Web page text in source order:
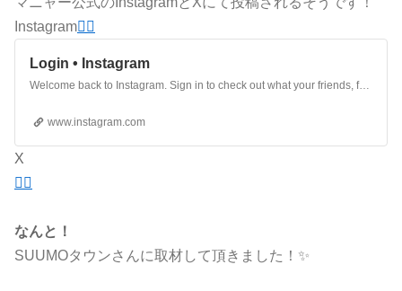
Instagram🧚‍♂️
Login • Instagram
Welcome back to Instagram. Sign in to check out what your friends, family & interests have been capturing & sharing around the world.
www.instagram.com
X
🧚‍♂️
なんと！
SUUMOタウンさんに取材して頂きました！✨